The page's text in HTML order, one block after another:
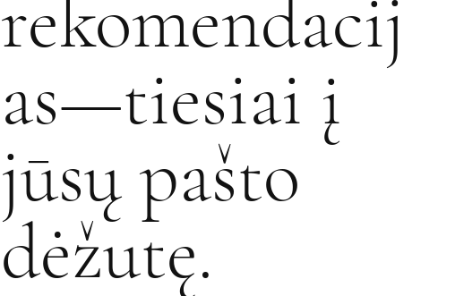
rekomendacij
as—tiesiai į
jūsų pašto
dėžutę.